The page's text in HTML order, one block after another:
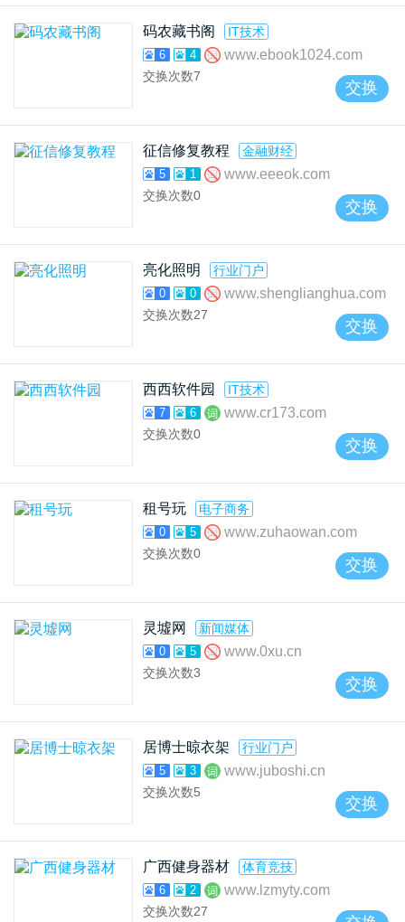
码农藏书阁 IT技术
6 4 www.ebook1024.com
交换次数7
交换
征信修复教程 金融财经
5 1 www.eeeok.com
交换次数0
交换
亮化照明 行业门户
0 0 www.shenglianghua.com
交换次数27
交换
西西软件园 IT技术
7 6 www.cr173.com
交换次数0
交换
租号玩 电子商务
0 5 www.zuhaowan.com
交换次数0
交换
灵墟网 新闻媒体
0 5 www.0xu.cn
交换次数3
交换
居博士晾衣架 行业门户
5 3 www.juboshi.cn
交换次数5
交换
广西健身器材 体育竞技
6 2 www.lzmyty.com
交换次数27